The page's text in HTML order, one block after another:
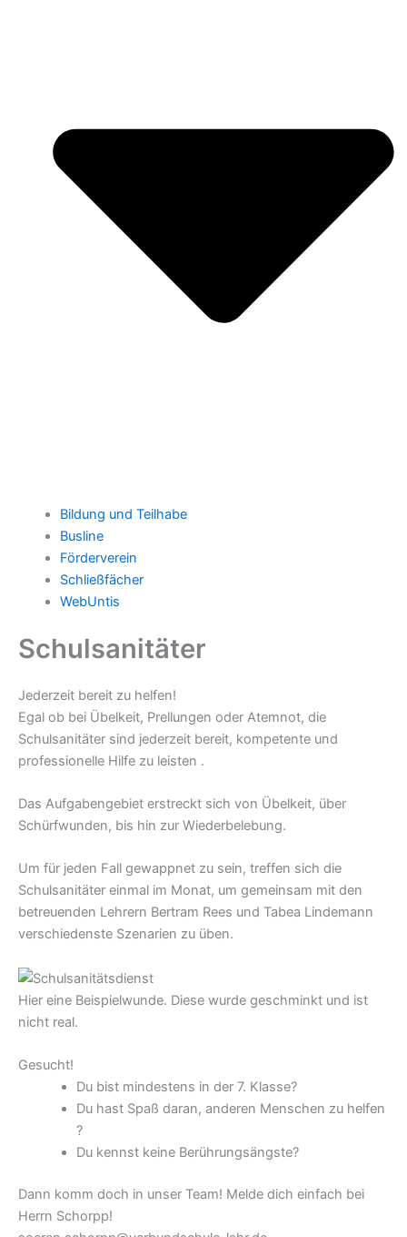
Bildung und Teilhabe
Busline
Förderverein
Schließfächer
WebUntis
Schulsanitäter
Jederzeit bereit zu helfen!
Egal ob bei Übelkeit, Prellungen oder Atemnot, die
Schulsanitäter sind jederzeit bereit, kompetente und
professionelle Hilfe zu leisten .
Das Aufgabengebiet erstreckt sich von Übelkeit, über
Schürfwunden, bis hin zur Wiederbelebung.
Um für jeden Fall gewappnet zu sein, treffen sich die
Schulsanitäter einmal im Monat, um gemeinsam mit den
betreuenden Lehrern Bertram Rees und Tabea Lindemann
verschiedenste Szenarien zu üben.
Hier eine Beispielwunde. Diese wurde geschminkt und ist
nicht real.
Gesucht!
Du bist mindestens in der 7. Klasse?
Du hast Spaß daran, anderen Menschen zu helfen
?
Du kennst keine Berührungsängste?
Dann komm doch in unser Team! Melde dich einfach bei
Herrn Schorpp!